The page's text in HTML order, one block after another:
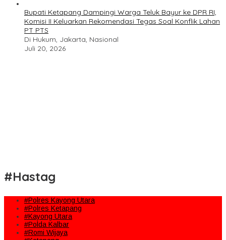
Bupati Ketapang Dampingi Warga Teluk Bayur ke DPR RI,
Komisi II Keluarkan Rekomendasi Tegas Soal Konflik Lahan
PT PTS
Di Hukum, Jakarta, Nasional
Juli 20, 2026
#Hastag
#Polres Kayong Utara
#Polres Ketapang
#Kayong Utara
#Polda Kalbar
#Romi Wijaya